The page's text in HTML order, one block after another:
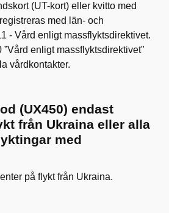
(UT-kort) eller kvitto med
med län- och
- Vård enligt massflyktsdirektivet.
”Vård enligt massflyktsdirektivet"
vårdkontakter.
(UX450) endast
från Ukraina eller alla
med
på flykt från Ukraina.